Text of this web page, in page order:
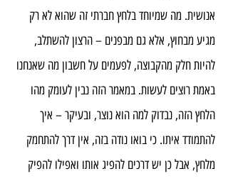
אנושית. מה שמיוחד בלחץ חברתי זה שהוא לא רק
מגיע מבחוץ, אלא גם מבפנים – הרצון להשתלב,
להיות חלק מהקבוצה, לפעמים על חשבון מה שאנחנו
באמת רוצים לעשות. במאמר הזה נבין לעומק מהו
הלחץ הזה, נבדוק למה הוא נוצר, ובעיקר – איך
להתמודד איתו. כי בואו נודה בזה, אין דרך להתחמק
מלחץ, אבל כן יש דרכים להפיג אותו ואפילו להפיק